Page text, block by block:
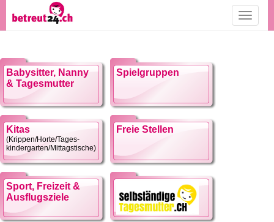
Toggle
Babysitter, Nanny
& Tagesmutter
Spielgruppen
Kitas
(Krippen/Horte/Tages-
kindergarten/Mittagstische)
Freie Stellen
Sport, Freizeit &
Ausflugsziele